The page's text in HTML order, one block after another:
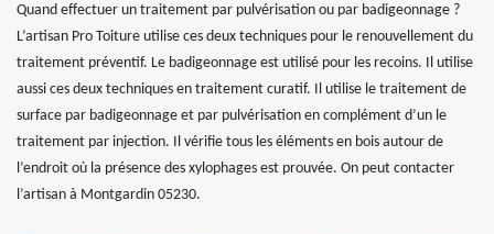
Quand effectuer un traitement par pulvérisation ou par badigeonnage ?
L’artisan Pro Toiture utilise ces deux techniques pour le renouvellement du
traitement préventif. Le badigeonnage est utilisé pour les recoins. Il utilise
aussi ces deux techniques en traitement curatif. Il utilise le traitement de
surface par badigeonnage et par pulvérisation en complément d’un le
traitement par injection. Il vérifie tous les éléments en bois autour de
l’endroit où la présence des xylophages est prouvée. On peut contacter
l’artisan à Montgardin 05230.